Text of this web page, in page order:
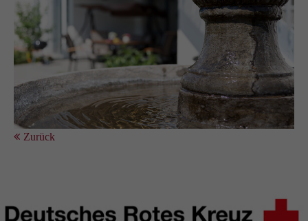
Zurück